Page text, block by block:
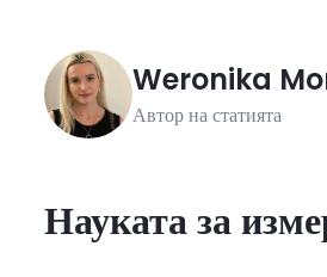
Weronika
Автор на статията
Науката за